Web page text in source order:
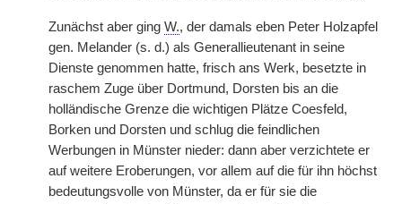
Zunächst aber ging W., der damals eben Peter Holzapfel
gen. Melander (s. d.) als Generallieutenant in seine
Dienste genommen hatte, frisch ans Werk, besetzte in
raschem Zuge über Dortmund, Dorsten bis an die
holländische Grenze die wichtigen Plätze Coesfeld,
Borken und Dorsten und schlug die feindlichen
Werbungen in Münster nieder: dann aber verzichtete er
auf weitere Eroberungen, vor allem auf die für ihn höchst
bedeutungsvolle von Münster, da er für sie die